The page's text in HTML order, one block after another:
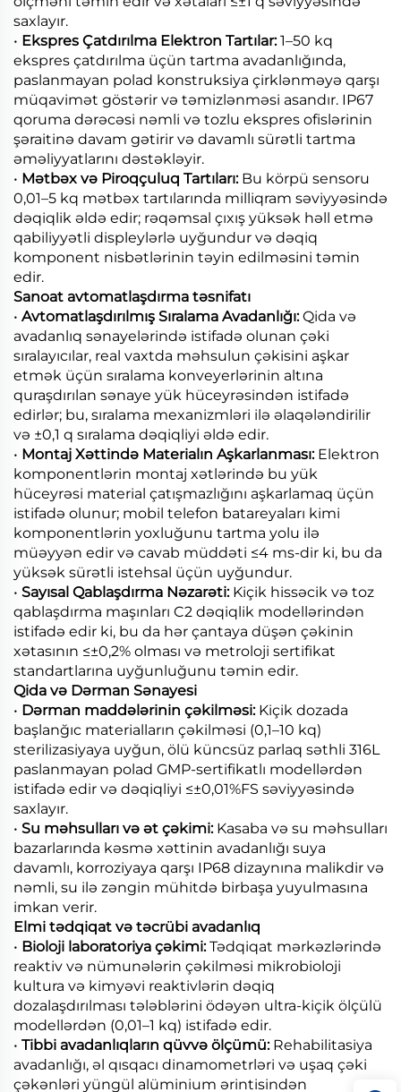
saxlayır.
• Ekspres Çatdırılma Elektron Tartılar:1–50 kq
ekspres çatdırılma üçün tartma avadanlığında,
paslanmayan polad konstruksiya çirklənməyə qarşı
müqavimət göstərir və təmizlənməsi asandır. IP67
qoruma dərəcəsi nəmli və tozlu ekspres ofislərinin
şəraitinə davam gətirir və davamlı sürətli tartma
əməliyyatlarını dəstəkləyir.
• Mətbəx və Piroqçuluq Tartıları: Bu körpü sensoru
0,01–5 kq mətbəx tartılarında milliqram səviyyəsində
dəqiqlik əldə edir; rəqəmsal çıxış yüksək həll etmə
qabiliyyətli displeylərlə uyğundur və dəqiq
komponent nisbətlərinin təyin edilməsini təmin
edir.
Sanoat avtomatlaşdırma təsnifatı
• Avtomatlaşdırılmış Sıralama Avadanlığı:Qida və
avadanlıq sənayelərində istifadə olunan çəki
sıralayıcılar, real vaxtda məhsulun çəkisini aşkar
etmək üçün sıralama konveyerlərinin altına
quraşdırılan sənaye yük hüceyrəsindən istifadə
edirlər; bu, sıralama mexanizmləri ilə əlaqələndirilir
və ±0,1 q sıralama dəqiqliyi əldə edir.
• Montaj Xəttində Materialın Aşkarlanması: Elektron
komponentlərin montaj xətlərində bu yük
hüceyrəsi material çatışmazlığını aşkarlamaq üçün
istifadə olunur; mobil telefon batareyaları kimi
komponentlərin yoxluğunu tartma yolu ilə
müəyyən edir və cavab müddəti ≤4 ms-dir ki, bu da
yüksək sürətli istehsal üçün uyğundur.
• Sayısal Qablaşdırma Nəzarəti: Kiçik hissəcik və toz
qablaşdırma maşınları C2 dəqiqlik modellərindən
istifadə edir ki, bu da hər çantaya düşən çəkinin
xətasının ≤±0,2% olması və metroloji sertifikat
standartlarına uyğunluğunu təmin edir.
Qida və Dərman Sənayesi
• Dərman maddələrinin çəkilməsi: Kiçik dozada
başlanğıc materialların çəkilməsi (0,1–10 kq)
sterilizasiyaya uyğun, ölü küncsüz parlaq səthli 316L
paslanmayan polad GMP-sertifikatlı modellərdən
istifadə edir və dəqiqliyi ≤±0,01%FS səviyyəsində
saxlayır.
• Su məhsulları və ət çəkimi: Kasaba və su məhsulları
bazarlarında kəsmə xəttinin avadanlığı suya
davamlı, korroziyaya qarşı IP68 dizaynına malikdir və
nəmli, su ilə zəngin mühitdə birbaşa yuyulmasına
imkan verir.
Elmi tədqiqat və təcrübi avadanlıq
• Bioloji laboratoriya çəkimi:Tədqiqat mərkəzlərində
reaktiv və nümunələrin çəkilməsi mikrobioloji
kultura və kimyəvi reaktivlərin dəqiq
dozalaşdırılması tələblərini ödəyən ultra-kiçik ölçülü
modellərdən (0,01–1 kq) istifadə edir.
• Tibbi avadanlıqların qüvvə ölçümü: Rehabilitasiya
avadanlığı, əl qısqacı dinamometrləri və uşaq çəki
çəkənləri yüngül alüminium ərintisindən